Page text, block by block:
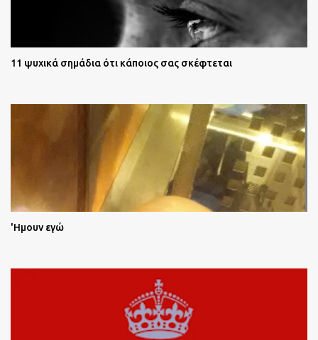
11 ψυχικά σημάδια ότι κάποιος σας σκέφτεται
'Ημουν εγώ